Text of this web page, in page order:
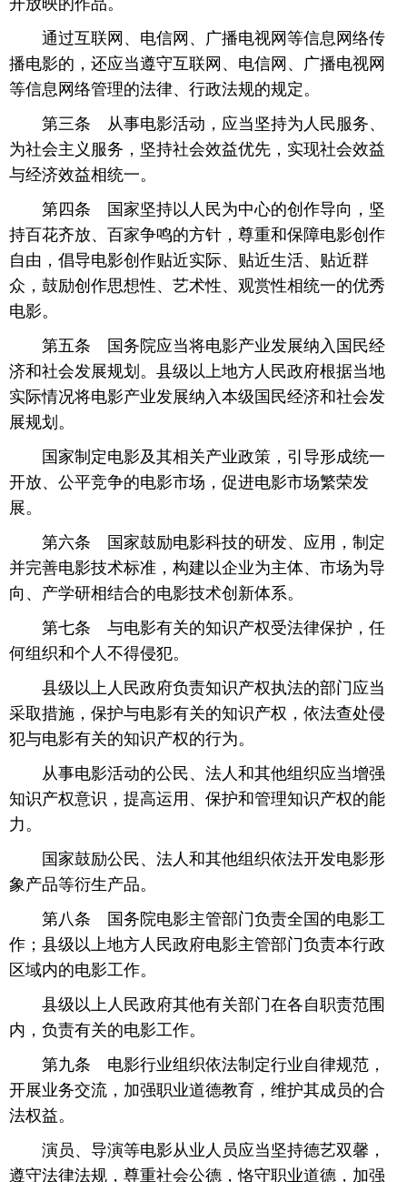
开放映的作品。
通过互联网、电信网、广播电视网等信息网络传
播电影的，还应当遵守互联网、电信网、广播电视网
等信息网络管理的法律、行政法规的规定。
第三条 从事电影活动，应当坚持为人民服务、
为社会主义服务，坚持社会效益优先，实现社会效益
与经济效益相统一。
第四条 国家坚持以人民为中心的创作导向，坚
持百花齐放、百家争鸣的方针，尊重和保障电影创作
自由，倡导电影创作贴近实际、贴近生活、贴近群
众，鼓励创作思想性、艺术性、观赏性相统一的优秀
电影。
第五条 国务院应当将电影产业发展纳入国民经
济和社会发展规划。县级以上地方人民政府根据当地
实际情况将电影产业发展纳入本级国民经济和社会发
展规划。
国家制定电影及其相关产业政策，引导形成统一
开放、公平竞争的电影市场，促进电影市场繁荣发
展。
第六条 国家鼓励电影科技的研发、应用，制定
并完善电影技术标准，构建以企业为主体、市场为导
向、产学研相结合的电影技术创新体系。
第七条 与电影有关的知识产权受法律保护，任
何组织和个人不得侵犯。
县级以上人民政府负责知识产权执法的部门应当
采取措施，保护与电影有关的知识产权，依法查处侵
犯与电影有关的知识产权的行为。
从事电影活动的公民、法人和其他组织应当增强
知识产权意识，提高运用、保护和管理知识产权的能
力。
国家鼓励公民、法人和其他组织依法开发电影形
象产品等衍生产品。
第八条 国务院电影主管部门负责全国的电影工
作；县级以上地方人民政府电影主管部门负责本行政
区域内的电影工作。
县级以上人民政府其他有关部门在各自职责范围
内，负责有关的电影工作。
第九条 电影行业组织依法制定行业自律规范，
开展业务交流，加强职业道德教育，维护其成员的合
法权益。
演员、导演等电影从业人员应当坚持德艺双馨，
遵守法律法规，尊重社会公德，恪守职业道德，加强